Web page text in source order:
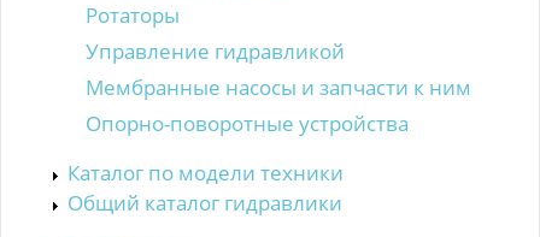
Ротаторы
Управление гидравликой
Мембранные насосы и запчасти к ним
Опорно-поворотные устройства
Каталог по модели техники
Общий каталог гидравлики